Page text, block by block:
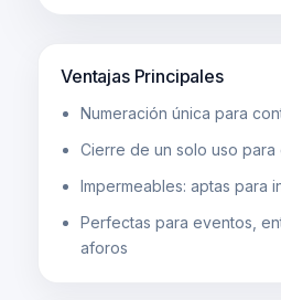
Ventajas Principales
Numeración única para
Cierre de un solo uso
Impermeables: aptas para
Perfectas para eventos,
aforos